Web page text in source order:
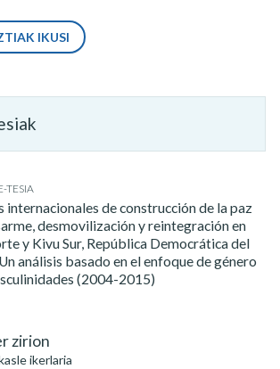
IKUSI
TESIA
internacionales de construcción de la paz
desmovilización y reintegración en
y Kivu Sur, República Democrática del
análisis basado en el enfoque de género
(2004-2015)
zirion
ikerlaria